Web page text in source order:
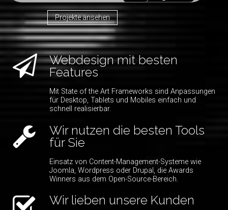
Projekte ansehen
Webdesign mit besten
Features
Mit State of the Art Frameworks sind Anpassungen
für Desktop, Tablets und Mobiles einfach und
schnell realisierbar.
Wir nutzen die besten Tools
für Sie
Einsatz von Content-Management-Systeme wie
Joomla, Wordpress oder Drupal, die Awards
Winners aus dem Open-Source-Bereich.
Wir lieben unsere Kunden